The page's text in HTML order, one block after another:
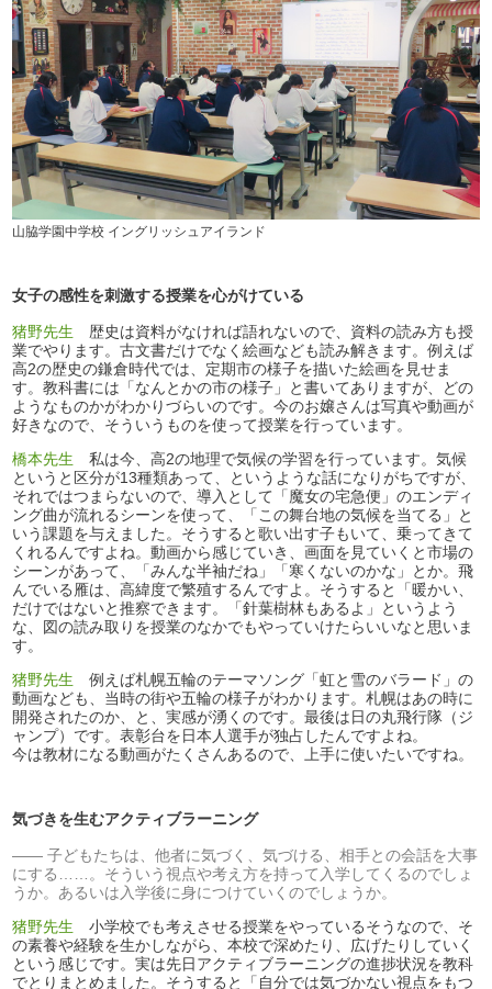
山脇学園中学校 イングリッシュアイランド
女子の感性を刺激する授業を心がけている
猪野先生 歴史は資料がなければ語れないので、資料の読み方も授
業でやります。古文書だけでなく絵画なども読み解きます。例えば
高2の歴史の鎌倉時代では、定期市の様子を描いた絵画を見せま
す。教科書には「なんとかの市の様子」と書いてありますが、どの
ようなものかがわかりづらいのです。今のお嬢さんは写真や動画が
好きなので、そういうものを使って授業を行っています。
橋本先生 私は今、高2の地理で気候の学習を行っています。気候
というと区分が13種類あって、というような話になりがちですが、
それではつまらないので、導入として「魔女の宅急便」のエンディ
ング曲が流れるシーンを使って、「この舞台地の気候を当てる」と
いう課題を与えました。そうすると歌い出す子もいて、乗ってきて
くれるんですよね。動画から感じていき、画面を見ていくと市場の
シーンがあって、「みんな半袖だね」「寒くないのかな」とか。飛
んでいる雁は、高緯度で繁殖するんですよ。そうすると「暖かい、
だけではないと推察できます。「針葉樹林もあるよ」というよう
な、図の読み取りを授業のなかでもやっていけたらいいなと思いま
す。
猪野先生 例えば札幌五輪のテーマソング「虹と雪のバラード」の
動画なども、当時の街や五輪の様子がわかります。札幌はあの時に
開発されたのか、と、実感が湧くのです。最後は日の丸飛行隊（ジ
ャンプ）です。表彰台を日本人選手が独占したんですよね。
今は教材になる動画がたくさんあるので、上手に使いたいですね。
気づきを生むアクティブラーニング
子どもたちは、他者に気づく、気づける、相手との会話を大事
にする……。そういう視点や考え方を持って入学してくるのでしょ
うか。あるいは入学後に身につけていくのでしょうか。
猪野先生 小学校でも考えさせる授業をやっているそうなので、そ
の素養や経験を生かしながら、本校で深めたり、広げたりしていく
という感じです。実は先日アクティブラーニングの進捗状況を教科
でとりまとめました。そうすると「自分では気づかない視点をもつ